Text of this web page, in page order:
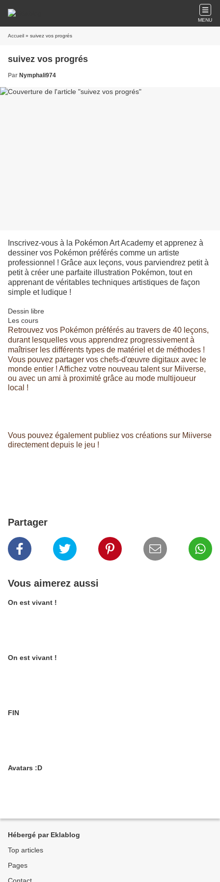
MENU
Accueil » suivez vos progrés
suivez vos progrés
Par Nymphali974
Inscrivez-vous à la Pokémon Art Academy et apprenez à
dessiner vos Pokémon préférés comme un artiste
professionnel ! Grâce aux leçons, vous parviendrez petit à
petit à créer une parfaite illustration Pokémon, tout en
apprenant de véritables techniques artistiques de façon
simple et ludique !
Dessin libre
Les cours
Retrouvez vos Pokémon préférés au travers de 40 leçons,
durant lesquelles vous apprendrez progressivement à
maîtriser les différents types de matériel et de méthodes !
Vous pouvez partager vos chefs-d'œuvre digitaux avec le
monde entier ! Affichez votre nouveau talent sur Miiverse,
ou avec un ami à proximité grâce au mode multijoueur
local !
Vous pouvez également publiez vos créations sur Miiverse
directement depuis le jeu !
Partager
Vous aimerez aussi
On est vivant !
On est vivant !
FIN
Avatars :D
Hébergé par Eklablog
Top articles
Pages